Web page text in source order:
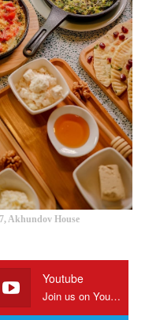
Akhundov House
Youtube
Join us on Youtube